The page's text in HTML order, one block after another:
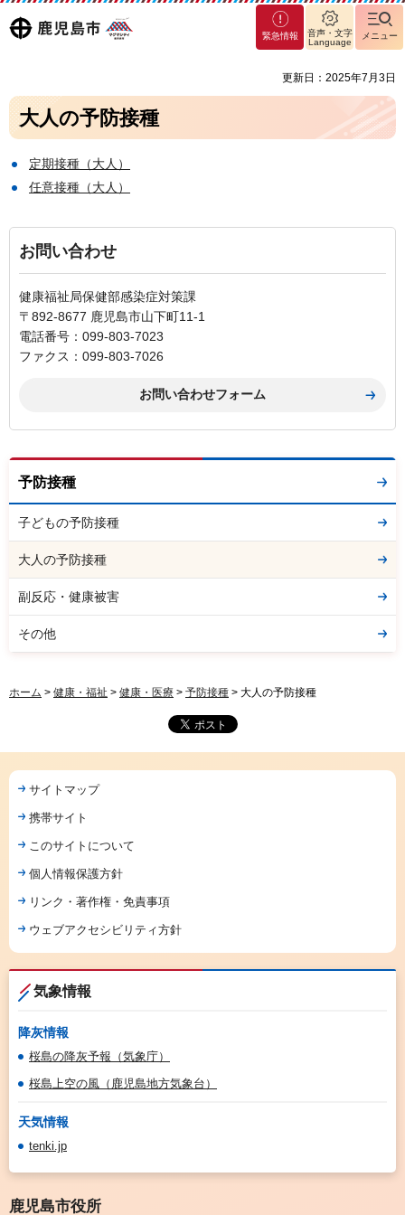
鹿児島
マグ
マシ
島市
緊急情報
音声・文字
Language
メニュー
更新日：2025年7月3日
大人の予防接種
定期接種（大人）
任意接種（大人）
お問い合わせ
健康福祉局保健部感染症対策課
〒892-8677 鹿児島市山下町11-1
電話番号：099-803-7023
ファクス：099-803-7026
予防接種
子どもの予防接種
大人の予防接種
副反応・健康被害
その他
ホーム > 健康・福祉 > 健康・医療 > 予防接種 > 大人の予防接種
サイトマップ
携帯サイト
このサイトについて
個人情報保護方針
リンク・著作権・免責事項
ウェブアクセシビリティ方針
気象情報
降灰情報
桜島の降灰予報（気象庁）
桜島上空の風（鹿児島地方気象台）
天気情報
tenki.jp
鹿児島市役所